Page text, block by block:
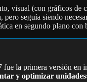
visual (con gráficos de
seguía siendo
en segundo plano
la primera versión
y optimizar